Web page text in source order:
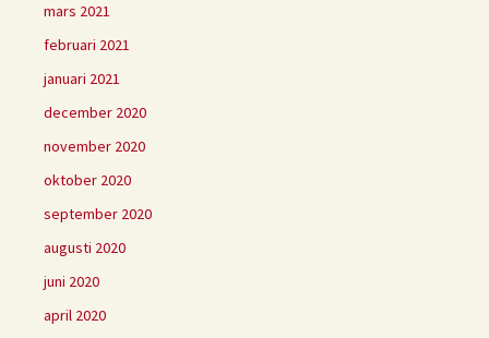
mars 2021
februari 2021
januari 2021
december 2020
november 2020
oktober 2020
september 2020
augusti 2020
juni 2020
april 2020